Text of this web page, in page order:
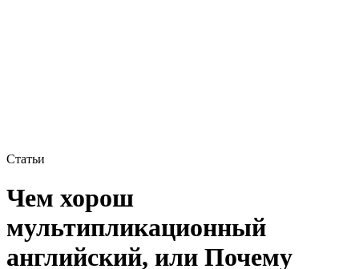
Статьи
Чем хорош
мультипликационный
английский, или Почему